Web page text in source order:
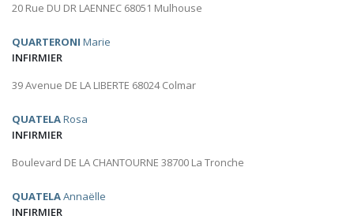
20 Rue DU DR LAENNEC 68051 Mulhouse
QUARTERONI Marie
INFIRMIER
39 Avenue DE LA LIBERTE 68024 Colmar
QUATELARosa
INFIRMIER
Boulevard DE LA CHANTOURNE 38700 La Tronche
QUATELAAnnaëlle
INFIRMIER